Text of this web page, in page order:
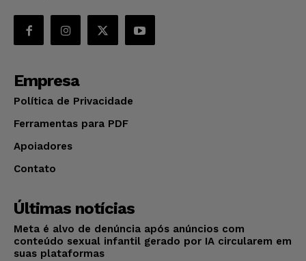
Empresa
Política de Privacidade
Ferramentas para PDF
Apoiadores
Contato
Últimas notícias
Meta é alvo de denúncia após anúncios com
conteúdo sexual infantil gerado por IA circularem em
suas plataformas